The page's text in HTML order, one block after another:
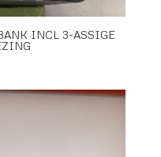
INCL 3-ASSIGE